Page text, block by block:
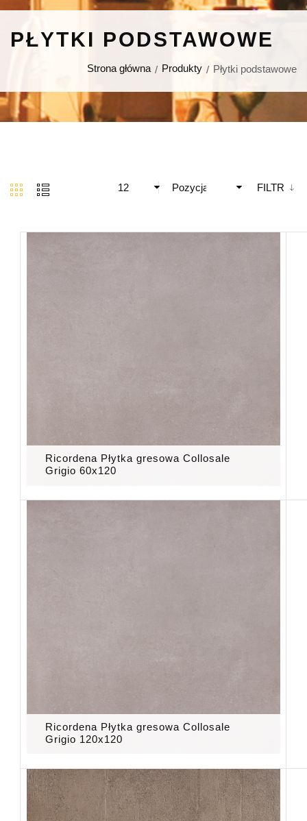
PŁYTKI PODSTAWOWE
Strona główna Produkty Płytki podstawowe
Pozycja FILTR
12
Ricordena Płytka gresowa Collosale
Grigio 60x120
Ricordena Płytka gresowa Collosale
Grigio 120x120